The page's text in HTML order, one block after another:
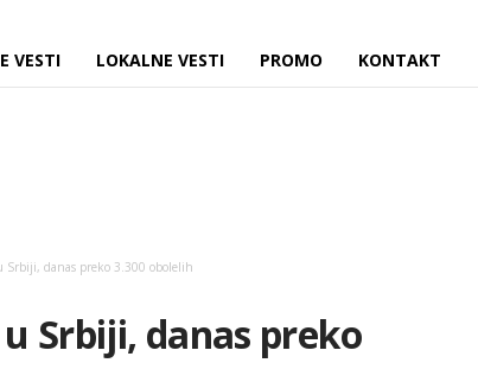
VESTI LOKALNE VESTI PROMO KONTAKT
Srbiji, danas preko 3.300 obolelih
Srbiji, danas preko